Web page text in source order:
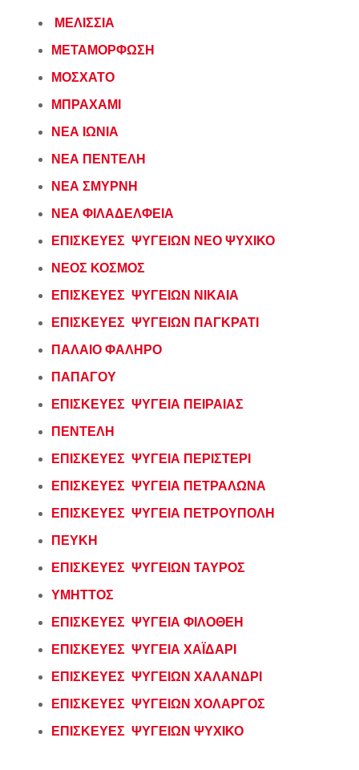
ΜΕΛΙΣΣΙΑ
ΜΕΤΑΜΟΡΦΩΣΗ
ΜΟΣΧΑΤΟ
ΜΠΡΑΧΑΜΙ
ΝΕΑ ΙΩΝΙΑ
ΝΕΑ ΠΕΝΤΕΛΗ
ΝΕΑ ΣΜΥΡΝΗ
ΝΕΑ ΦΙΛΑΔΕΛΦΕΙΑ
ΕΠΙΣΚΕΥΕΣ ΨΥΓΕΙΩΝ ΝΕΟ ΨΥΧΙΚΟ
ΝΕΟΣ ΚΟΣΜΟΣ
ΕΠΙΣΚΕΥΕΣ ΨΥΓΕΙΩΝ ΝΙΚΑΙΑ
ΕΠΙΣΚΕΥΕΣ ΨΥΓΕΙΩΝ ΠΑΓΚΡΑΤΙ
ΠΑΛΑΙΟ ΦΑΛΗΡΟ
ΠΑΠΑΓΟΥ
ΕΠΙΣΚΕΥΕΣ ΨΥΓΕΙΑ ΠΕΙΡΑΙΑΣ
ΠΕΝΤΕΛΗ
ΕΠΙΣΚΕΥΕΣ ΨΥΓΕΙΑ ΠΕΡΙΣΤΕΡΙ
ΕΠΙΣΚΕΥΕΣ ΨΥΓΕΙΑ ΠΕΤΡΑΛΩΝΑ
ΕΠΙΣΚΕΥΕΣ ΨΥΓΕΙΑ ΠΕΤΡΟΥΠΟΛΗ
ΠΕΥΚΗ
ΕΠΙΣΚΕΥΕΣ ΨΥΓΕΙΩΝ ΤΑΥΡΟΣ
ΥΜΗΤΤΟΣ
ΕΠΙΣΚΕΥΕΣ ΨΥΓΕΙΑ ΦΙΛΟΘΕΗ
ΕΠΙΣΚΕΥΕΣ ΨΥΓΕΙΑ ΧΑΪΔΑΡΙ
ΕΠΙΣΚΕΥΕΣ ΨΥΓΕΙΩΝ ΧΑΛΑΝΔΡΙ
ΕΠΙΣΚΕΥΕΣ ΨΥΓΕΙΩΝ ΧΟΛΑΡΓΟΣ
ΕΠΙΣΚΕΥΕΣ ΨΥΓΕΙΩΝ ΨΥΧΙΚΟ